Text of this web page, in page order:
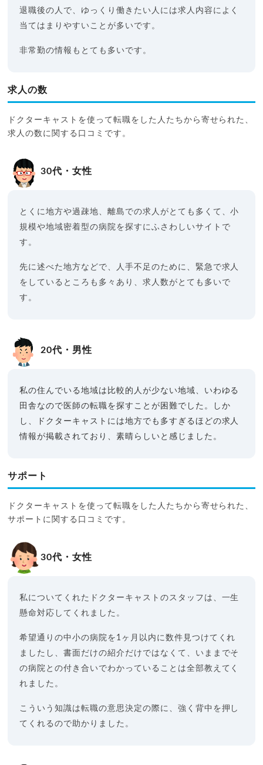
退職後の人で、ゆっくり働きたい人には求人内容によく
当てはまりやすいことが多いです。
非常勤の情報もとても多いです。
求人の数
ドクターキャストを使って転職をした人たちから寄せられた、
求人の数に関する口コミです。
30代・女性
とくに地方や過疎地、離島での求人がとても多くて、小
規模や地域密着型の病院を探すにふさわしいサイトで
す。
先に述べた地方などで、人手不足のために、緊急で求人
をしているところも多々あり、求人数がとても多いで
す。
20代・男性
私の住んでいる地域は比較的人が少ない地域、いわゆる
田舎なので医師の転職を探すことが困難でした。
しか
し、ドクターキャストには地方でも多すぎるほどの求人
情報が掲載されており、素晴らしいと感じました。
サポート
ドクターキャストを使って転職をした人たちから寄せられた、
サポートに関する口コミです。
30代・女性
私についてくれたドクターキャストのスタッフは、一生
懸命対応してくれました。
希望通りの中小の病院を1ヶ月以内に数件見つけてくれ
ましたし、書面だけの紹介だけではなくて、いままでそ
の病院との付き合いでわかっていることは全部教えてく
れました。
こういう知識は転職の意思決定の際に、強く背中を押し
てくれるので助かりました。